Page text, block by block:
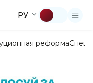
РУ
реформа